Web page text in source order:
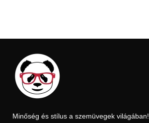
Minőség és stílus a szemüvegek világában!